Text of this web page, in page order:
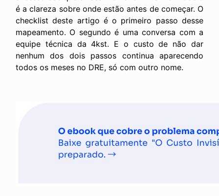
é a clareza sobre onde estão antes de começar. O
checklist deste artigo é o primeiro passo desse
mapeamento. O segundo é uma conversa com a
equipe técnica da 4kst. E o custo de não dar
nenhum dos dois passos continua aparecendo
todos os meses no DRE, só com outro nome.